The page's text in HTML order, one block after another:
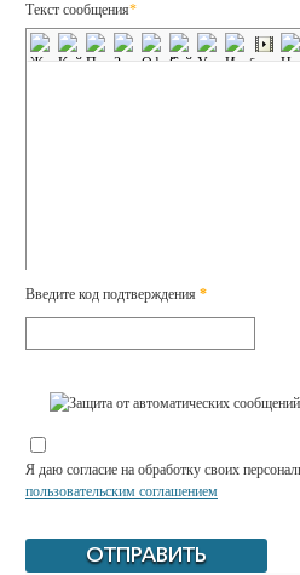
Текст сообщения*
Введите код подтверждения *
Я даю согласие на обработку своих
пользовательским соглашением